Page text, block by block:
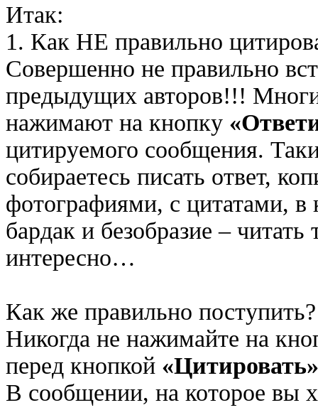
Итак:
1. Как НЕ правильно
Совершенно не правильно
предыдущих авторов!!!
нажимают на кнопку
цитируемого сообщения.
собираетесь писать ответ,
фотографиями, с цитатами,
бардак и безобразие –
интересно…
Как же правильно поступить?
Никогда не нажимайте на
перед кнопкой «Цитировать»
В сообщении, на которое вы